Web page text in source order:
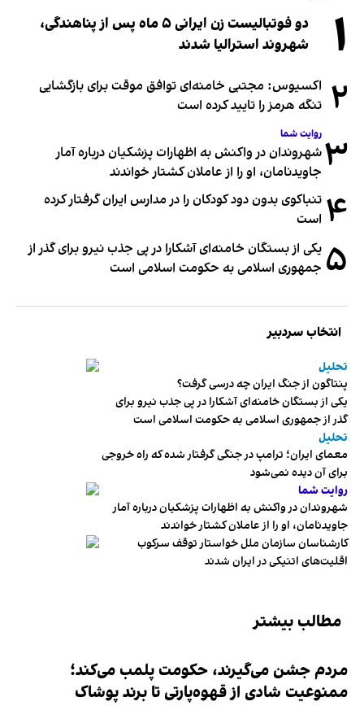
۱
دو فوتبالیست زن ایرانی ۵ ماه پس از پناهندگی،
شهروند استرالیا شدند
۲ اکسیوس: مجتبی خامنه‌ای توافق موقت برای بازگشایی
تنگه هرمز را تایید کرده است
۳ روایت شما
شهروندان در واکنش به اظهارات پزشکیان درباره آمار
جاویدنامان، او را از عاملان کشتار خواندند
۴ تنباکوی بدون دود کودکان را در مدارس ایران گرفتار کرده
است
۵ یکی از بستگان خامنه‌ای آشکارا در پی جذب نیرو برای گذر از
جمهوری اسلامی به حکومت اسلامی است
انتخاب سردبیر
تحلیل
پنتاگون از جنگ ایران چه درسی گرفت؟
یکی از بستگان خامنه‌ای آشکارا در پی جذب نیرو برای
گذر از جمهوری اسلامی به حکومت اسلامی است
تحلیل
معمای ایران؛ ترامپ در جنگی گرفتار شده که راه خروجی
برای آن دیده نمی‌شود
روایت شما
شهروندان در واکنش به اظهارات پزشکیان درباره آمار
جاویدنامان، او را از عاملان کشتار خواندند
کارشناسان سازمان ملل خواستار توقف سرکوب
اقلیت‌های اتنیکی در ایران شدند
مطالب بیشتر
مردم جشن می‌گیرند، حکومت پلمب می‌کند؛
ممنوعیت شادی از قهوه‌پارتی تا برند پوشاک